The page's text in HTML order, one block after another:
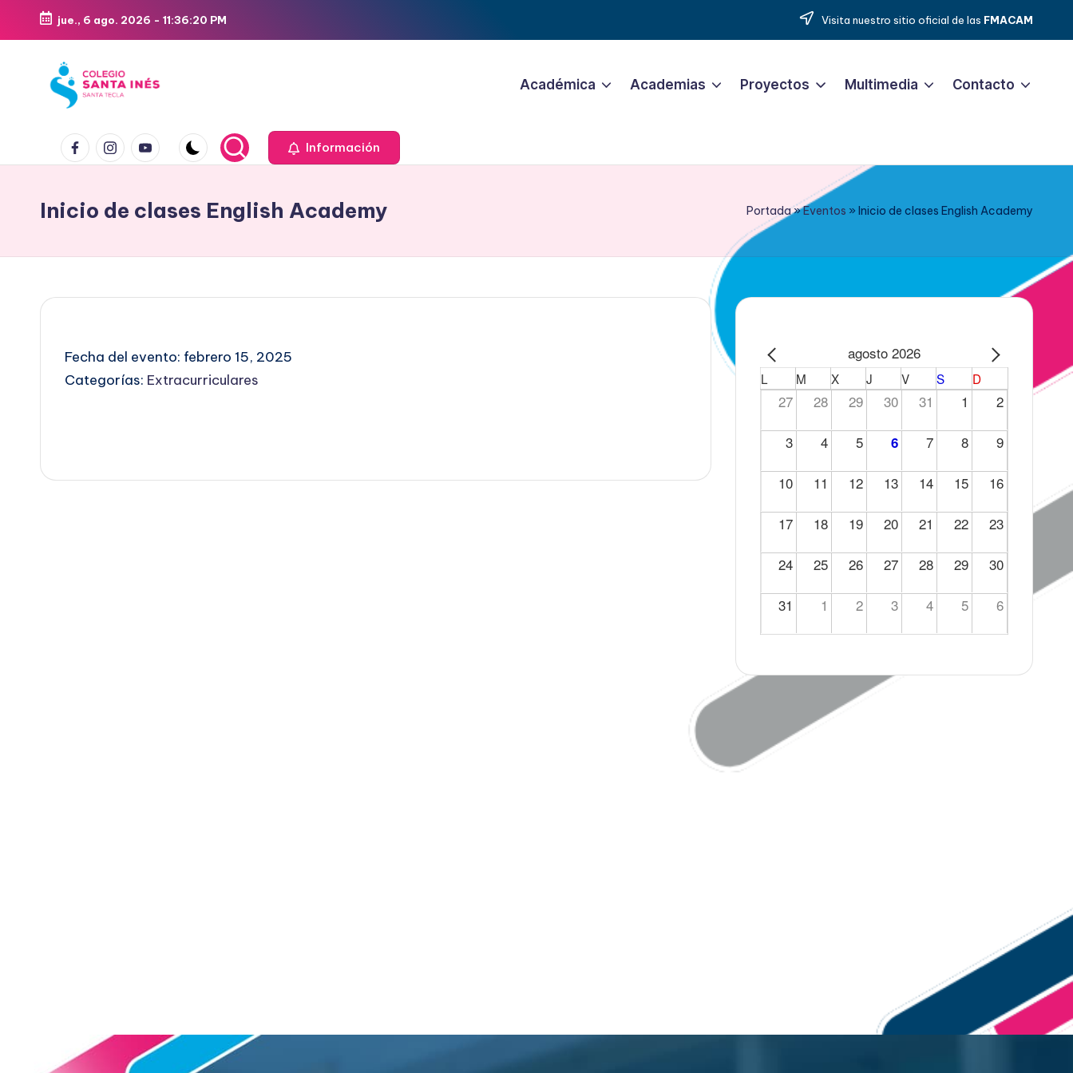
Saltar
contenido
jue., 6 ago. 2026 - 11:36:21 PM Visita nuestro sitio oficial de las FMACAM
Académica Academias Proyectos Multimedia Contacto
Información
Inicio de clases English Academy Portada»Eventos » Inicio de clases English Academy
Fecha del evento: febrero 15, 2025
Categorías: Extracurriculares
agosto 2026
L M X J V S D
27 28 29 30 31 1 2
3 4 5 6 7 8 9
10 11 12 13 14 15 16
17 18 19 20 21 22 23
24 25 26 27 28 29 30
31 1 2 3 4 5 6